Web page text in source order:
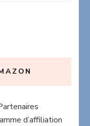
d’affiliation